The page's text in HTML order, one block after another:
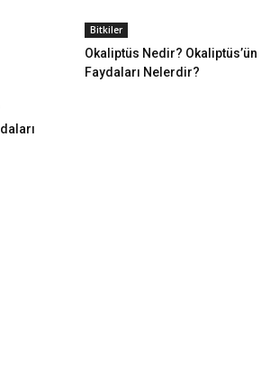
Bitkiler
Okaliptüs Nedir? Okaliptüs’ün
Faydaları Nelerdir?